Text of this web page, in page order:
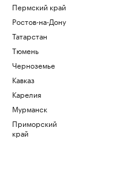
Пермский край
Ростов-на-Дону
Татарстан
Тюмень
Черноземье
Кавказ
Карелия
Мурманск
Приморский
край